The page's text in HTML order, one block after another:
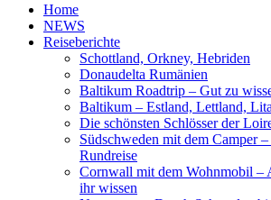
Home
NEWS
Reiseberichte
Schottland, Orkney, Hebriden
Donaudelta Rumänien
Baltikum Roadtrip – Gut zu
Baltikum – Estland, Lettland,
Die schönsten Schlösser der
Südschweden mit dem Camper
Rundreise
Cornwall mit dem Wohnmobil –
ihr wissen